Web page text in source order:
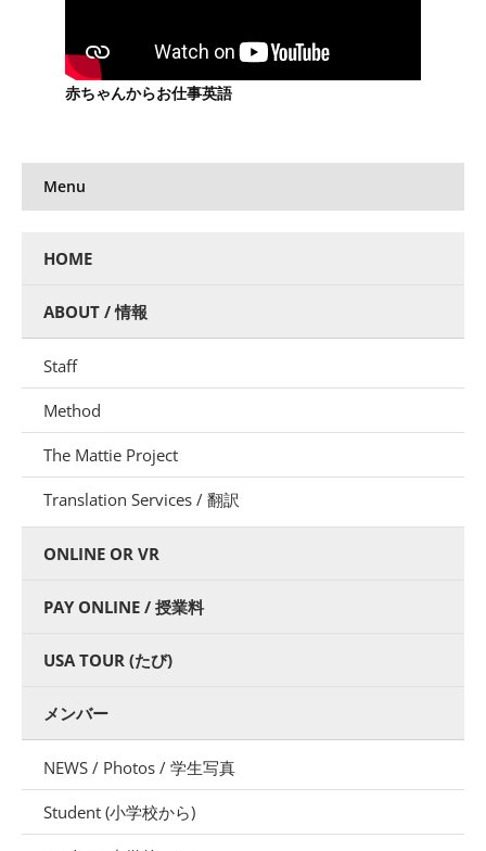
赤ちゃんからお仕事英語
Menu
HOME
ABOUT / 情報
Staff
Method
The Mattie Project
Translation Services / 翻訳
ONLINE OR VR
PAY ONLINE / 授業料
USA TOUR (たび)
メンバー
NEWS / Photos / 学生写真
Student (小学校から)